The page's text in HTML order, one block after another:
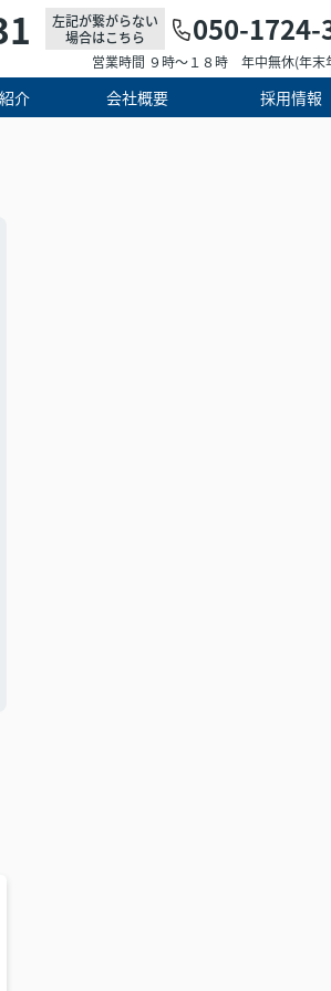
左記が繋がらない
場合はこちら
050-1724-
営業時間 ９時～１８時 年中無休(年末
介 会社概要 採用情報